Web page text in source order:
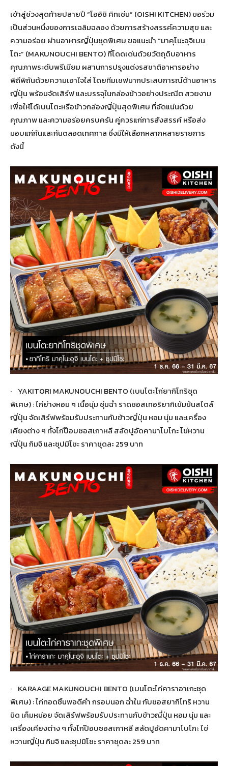
เข้าสู่ช่วงสุดท้ายปลายปี “โออิชิ คิทเช่น” (OISHI KITCHEN) ขอร่วม
เป็นส่วนหนึ่งของการเฉลิมฉลอง ด้วยการสร้างสรรค์ความสุข และ
ความอร่อย ผ่านอาหารญี่ปุ่นชุดพิเศษ ขอแนะนำ “มาคุโนะอุจิเบน
โตะ” (MAKUNOUCHI BENTO) ที่โดดเด่นด้วยวัตถุดิบอาหาร
คุณภาพระดับพรีเมียม ผสานการปรุงแต่งรสชาติอาหารอย่าง
พิถีพิถันด้วยความเอาใจใส่ โดยทีมเชฟมากประสบการณ์ด้านอาหาร
ญี่ปุ่น พร้อมจัดเสิร์ฟ และบรรจุในกล่องข้าวอย่างประณีต สวยงาม
เพื่อให้ได้เบนโตะหรือข้าวกล่องญี่ปุ่นสุดพิเศษ ที่อัดแน่นด้วย
คุณภาพ และความอร่อยครบครัน คู่ควรแก่การสังสรรค์ หรือส่ง
มอบแก่กันและกันตลอดเทศกาล ซึ่งมีให้เลือกหลากหลายรายการ
ดังนี้
· YAKITORI MAKUNOUCHI BENTO (เบนโตะไก่ยากิโทริชุด
พิเศษ) : ไก่ย่างหอม ๆ เนื้อนุ่ม ชุ่มฉ่ำ ราดซอสเทอริยากิเข้มข้นสไตล์
ญี่ปุ่น จัดเสิร์ฟพร้อมรับประทานกับข้าวญี่ปุ่น หอม นุ่ม และเครื่อง
เคียงต่าง ๆ ทั้งไก่ป๊อบซอสเกาหลี สลัดปูอัดคามาโบโกะ ไข่หวาน
ญี่ปุ่น กิมจิ และซุปมิโซะ ราคาชุดละ 259 บาท
· KARAAGE MAKUNOUCHI BENTO (เบนโตะไก่คาราอาเกะชุด
พิเศษ) : ไก่ทอดชิ้นพอดีคำ กรอบนอก ฉ่ำใน กับซอสยากิโทริ หวาน
นิด เค็มหน่อย จัดเสิร์ฟพร้อมรับประทานกับข้าวญี่ปุ่น หอม นุ่ม และ
เครื่องเคียงต่าง ๆ ทั้งไก่ป๊อบซอสเกาหลี สลัดปูอัดคามาโบโกะ ไข่
หวานญี่ปุ่น กิมจิ และซุปมิโซะ ราคาชุดละ 259 บาท